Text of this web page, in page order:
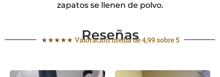
zapatos se llenen de polvo.
Reseñas
★★★★★ Valoración media de 4,99 sobre 5